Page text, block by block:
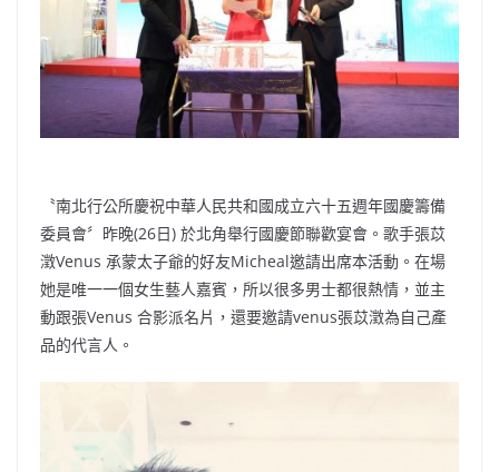
k
〝南北行公所慶祝中華人民共和國成立六十五週年國慶籌備
委員會〞昨晚(26日) 於北角舉行國慶節聯歡宴會。歌手張苡
澂Venus 承蒙太子爺的好友Micheal邀請出席本活動。在場
她是唯一一個女生藝人嘉賓，所以很多男士都很熱情，並主
動跟張Venus 合影派名片，還要邀請venus張苡澂為自己產
品的代言人。